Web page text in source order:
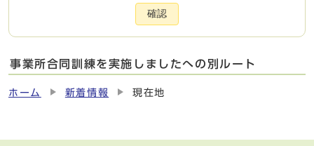
確認
事業所合同訓練を実施しましたへの別ルート
ホーム 新着情報 現在地